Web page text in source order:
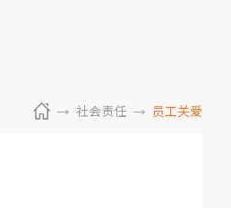
社会责任 员工关爱